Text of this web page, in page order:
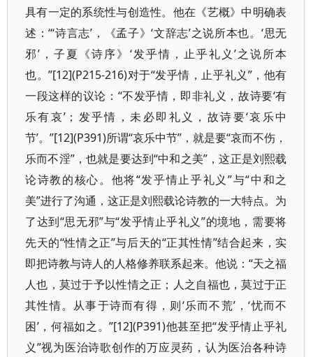
具有一定的系统性与创造性。他在《艺概》中明确表
述：“‘诗言志’，《孟子》‘文辞志’之说所本也。‘思无
邪’，子夏《诗序》‘发乎情，止乎礼义’之说所本
也。”[12](P215-216)对于“发乎情，止乎礼义”，他有
一段这样的议论：“不发乎情，即非礼义，故诗要‘有
乐有哀’；发乎情，未必即礼义，故诗要‘哀乐中
节’。”[12](P391)所谓“哀乐中节”，就是要“哀而不伤，
乐而不淫”，也就是要达到“中和之美”，这正是刘熙载
论诗教的核心。他将“发乎情止乎礼义”与“中和之
美”进行了沟通，这正是刘熙载论诗教的一大特点。为
了达到“思无邪”与“发乎情止乎礼义”的境地，需要将
先天的“性情之正”与后天的“正其性情”结合起来，实
即把诗教与诗人的人格修养联系起来。他说：“天之福
人也，莫过于予以性情之正；人之自福也，莫过于正
其性情。从事于诗而有得，则‘乐而不荒’，‘忧而不
困’，何福如之。”[12](P391)他甚至把“发乎情止乎礼
义”视为医治诗歌创作的万应灵药，认为医治各种诗